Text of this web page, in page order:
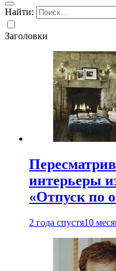
Найти:
Заголовки
интерьеры
«Отпуск по
2 года спустя10